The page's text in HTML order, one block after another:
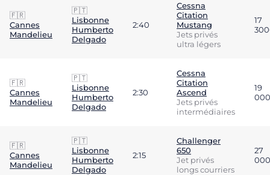
🇫🇷
Cannes
Mandelieu
🇵🇹
Lisbonne
Humberto
Delgado
2:40
Cessna
Citation
Mustang
Jets privés
ultra légers
17
🇫🇷
Cannes
Mandelieu
🇵🇹
Lisbonne
Humberto
Delgado
2:30
Cessna
Citation
Ascend
Jets privés
intermédiaires
19
🇫🇷
Cannes
Mandelieu
🇵🇹
Lisbonne
Humberto
Delgado
2:15
Challenger
650
Jet privés
longs courriers
27